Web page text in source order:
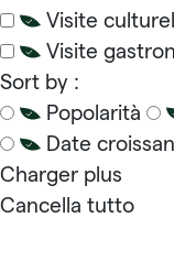
Visite
Visite
Sort by :
Popolarità
Date
Charger plus
Cancella tutto